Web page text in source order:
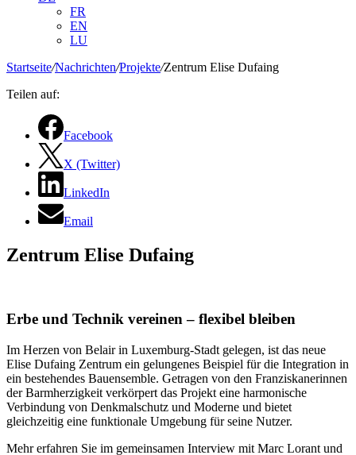
FR
EN
LU
Startseite/Nachrichten/Projekte/Zentrum Elise Dufaing
Teilen auf:
Facebook
X (Twitter)
LinkedIn
Email
Zentrum Elise Dufaing
Erbe und Technik vereinen – flexibel bleiben
Im Herzen von Belair in Luxemburg-Stadt gelegen, ist das neue
Elise Dufaing Zentrum ein gelungenes Beispiel für die Integration in
ein bestehendes Bauensemble. Getragen von den Franziskanerinnen
der Barmherzigkeit verkörpert das Projekt eine harmonische
Verbindung von Denkmalschutz und Moderne und bietet
gleichzeitig eine funktionale Umgebung für seine Nutzer.
Mehr erfahren Sie im gemeinsamen Interview mit Marc Lorant und